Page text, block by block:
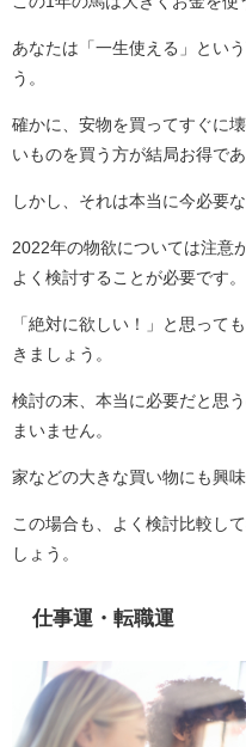
あなたは「一生使える」とい
う。
確かに、安物を買ってすぐに
いものを買う方が結局お得で
しかし、それは本当に今必要
2022年の物欲については注意
よく検討することが必要です。
「絶対に欲しい！」と思って
きましょう。
検討の末、本当に必要だと思
まいません。
家などの大きな買い物にも興
この場合も、よく検討比較し
しょう。
仕事運・転職運